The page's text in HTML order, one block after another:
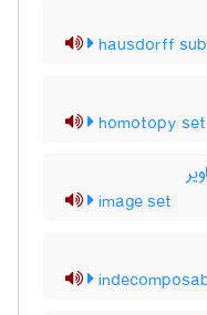
hausdorff
homotopy set
image set